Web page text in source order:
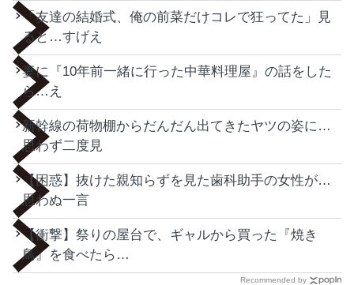
「友達の結婚式、俺の前菜だけコレで狂ってた」見
ると…すげえ
妻に『10年前一緒に行った中華料理屋』の話をした
ら…え
新幹線の荷物棚からだんだん出てきたヤツの姿に…
思わず二度見
【困惑】抜けた親知らずを見た歯科助手の女性が…
思わぬ一言
【衝撃】祭りの屋台で、ギャルから買った『焼き
鳥』を食べたら…
Recommended by